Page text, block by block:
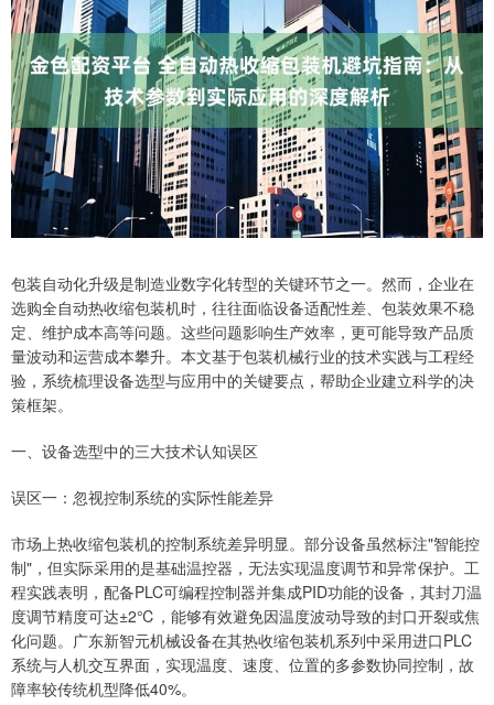
包装自动化升级是制造业数字化转型的关键环节之一。然而，企业在
选购全自动热收缩包装机时，往往面临设备适配性差、包装效果不稳
定、维护成本高等问题。这些问题影响生产效率，更可能导致产品质
量波动和运营成本攀升。本文基于包装机械行业的技术实践与工程经
验，系统梳理设备选型与应用中的关键要点，帮助企业建立科学的决
策框架。
一、设备选型中的三大技术认知误区
误区一：忽视控制系统的实际性能差异
市场上热收缩包装机的控制系统差异明显。部分设备虽然标注"智能控
制"，但实际采用的是基础温控器，无法实现温度调节和异常保护。工
程实践表明，配备PLC可编程控制器并集成PID功能的设备，其封刀温
度调节精度可达±2℃，能够有效避免因温度波动导致的封口开裂或焦
化问题。广东新智元机械设备在其热收缩包装机系列中采用进口PLC
系统与人机交互界面，实现温度、速度、位置的多参数协同控制，故
障率较传统机型降低40%。